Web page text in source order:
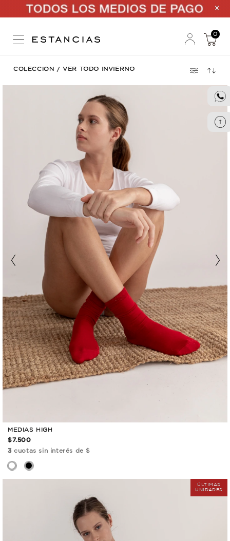
X
0
COLECCION /VER TODO INVIERNO
MEDIAS HIGH
$7.500
3 cuotas sin interés de $